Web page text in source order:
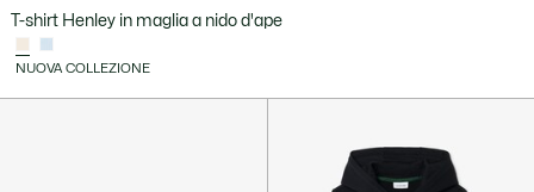
T-shirt Henley in maglia a nido d'ape
NUOVA COLLEZIONE